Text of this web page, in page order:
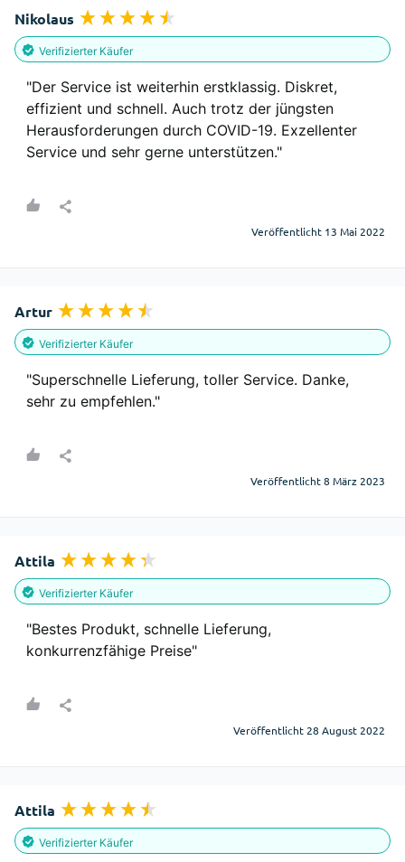
Nikolaus
Verifizierter Käufer
"Der Service ist weiterhin erstklassig. Diskret,
effizient und schnell. Auch trotz der jüngsten
Herausforderungen durch COVID-19. Exzellenter
Service und sehr gerne unterstützen."
Veröffentlicht 13 Mai 2022
Artur
Verifizierter Käufer
"Superschnelle Lieferung, toller Service. Danke,
sehr zu empfehlen."
Veröffentlicht 8 März 2023
Attila
Verifizierter Käufer
"Bestes Produkt, schnelle Lieferung,
konkurrenzfähige Preise"
Veröffentlicht 28 August 2022
Attila
Verifizierter Käufer